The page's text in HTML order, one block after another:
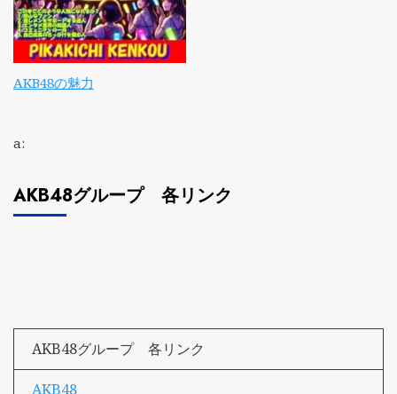
AKB48の魅力
a:
AKB48グループ 各リンク
AKB48グループ 各リンク
AKB48